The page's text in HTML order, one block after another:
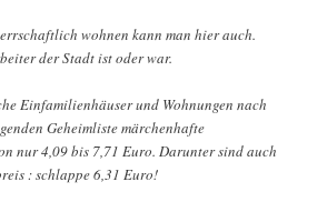
wohnen kann man hier auch.
der Stadt ist oder war.
Einfamilienhäuser und Wohnungen nach
Geheimliste märchenhafte
nur 4,09 bis 7,71 Euro. Darunter sind auch
: schlappe 6,31 Euro!